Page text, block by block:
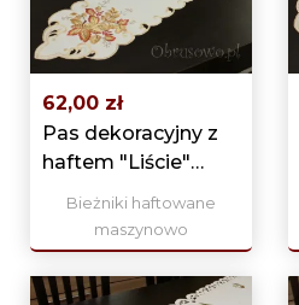
62,00 zł
Pas dekoracyjny z
haftem "Liście"
25x160 ekri
Bieżniki haftowane
maszynowo